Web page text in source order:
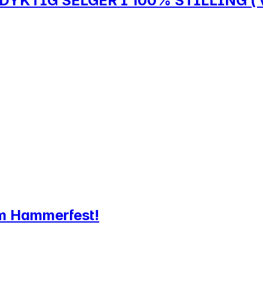
Hammerfest!